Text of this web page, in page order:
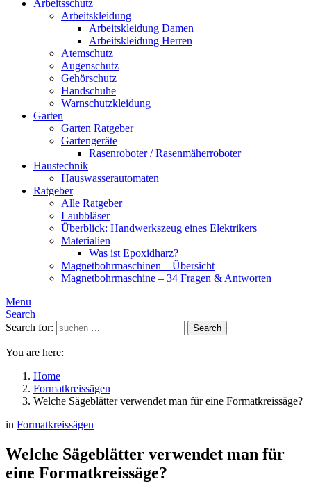
Arbeitsschutz
Arbeitskleidung
Arbeitskleidung Damen
Arbeitskleidung Herren
Atemschutz
Augenschutz
Gehörschutz
Handschuhe
Warnschutzkleidung
Garten
Garten Ratgeber
Gartengeräte
Rasenroboter / Rasenmäherroboter
Haustechnik
Hauswasserautomaten
Ratgeber
Alle Ratgeber
Laubbläser
Überblick: Handwerkszeug eines Elektrikers
Materialien
Was ist Epoxidharz?
Magnetbohrmaschinen – Übersicht
Magnetbohrmaschine – 34 Fragen & Antworten
Menu
Search
Search for:
Search
You are here:
Home
Formatkreissägen
Welche Sägeblätter verwendet man für eine Formatkreissäge?
in Formatkreissägen
Welche Sägeblätter verwendet man für
eine Formatkreissäge?